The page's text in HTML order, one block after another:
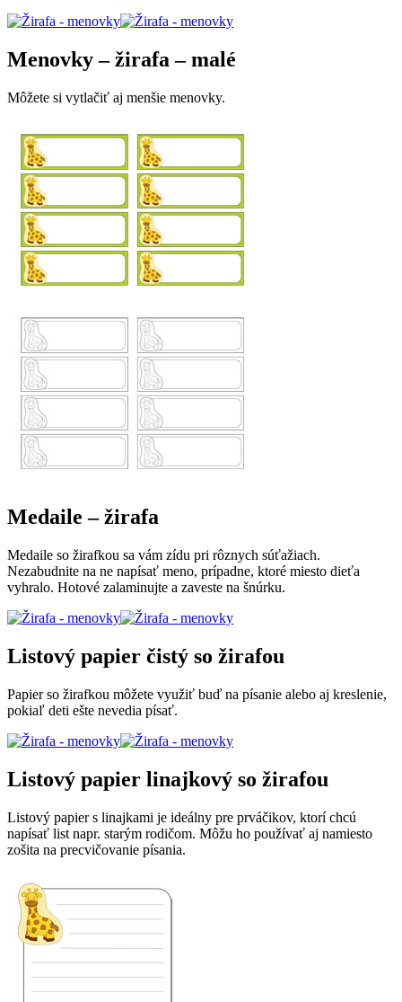
Menovky – žirafa – malé
Môžete si vytlačiť aj menšie menovky.
Medaile – žirafa
Medaile so žirafkou sa vám zídu pri rôznych súťažiach.
Nezabudnite na ne napísať meno, prípadne, ktoré miesto dieťa
vyhralo. Hotové zalaminujte a zaveste na šnúrku.
Listový papier čistý so žirafou
Papier so žirafkou môžete využiť buď na písanie alebo aj kreslenie,
pokiaľ deti ešte nevedia písať.
Listový papier linajkový so žirafou
Listový papier s linajkami je ideálny pre prváčikov, ktorí chcú
napísať list napr. starým rodičom. Môžu ho používať aj namiesto
zošita na precvičovanie písania.